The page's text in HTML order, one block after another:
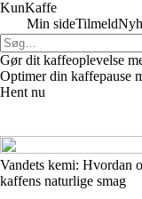
KunKaffe
Min sideTilmeld
Gør dit kaffeoplevelse
Optimer din kaffepause
Hent nu
Vandets kemi: Hvordan
kaffens naturlige smag